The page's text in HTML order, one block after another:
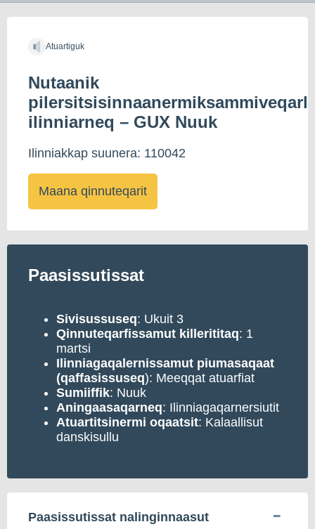
Atuartiguk
Nutaanik
ilinniarneq – GUX Nuuk
Ilinniakkap suunera: 110042
Maana qinnuteqarit
Paasissutissat
Sivisussuseq: Ukuit 3
Qinnuteqarfissamut killerititaq: 1
martsi
Ilinniagaqalernissamut piumasaqaat
(qaffasissuseq): Meeqqat atuarfiat
Sumiiffik: Nuuk
Aningaasaqarneq: Ilinniagaqarnersiutit
Atuartitsinermi oqaatsit: Kalaallisut
danskisullu
Paasissutissat nalinginnaasut